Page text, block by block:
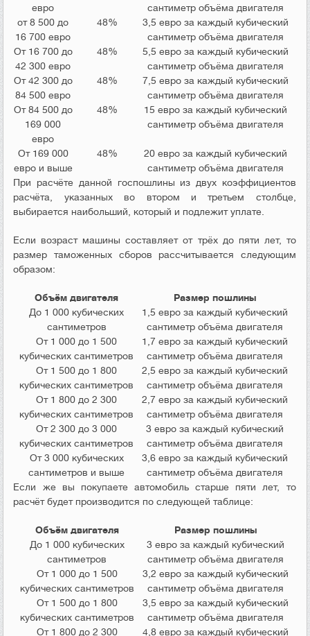
евро
сантиметр объёма двигателя
от 8 500 до
16 700 евро
48%
3,5 евро за каждый кубический
сантиметр объёма двигателя
От 16 700 до
42 300 евро
48%
5,5 евро за каждый кубический
сантиметр объёма двигателя
От 42 300 до
84 500 евро
48%
7,5 евро за каждый кубический
сантиметр объёма двигателя
От 84 500 до
169 000
евро
48%
15 евро за каждый кубический
сантиметр объёма двигателя
От 169 000
евро и выше
48%
20 евро за каждый кубический
сантиметр объёма двигателя
При расчёте данной госпошлины из двух коэффициентов
расчёта, указанных во втором и третьем столбце,
выбирается наибольший, который и подлежит уплате.
Если возраст машины составляет от трёх до пяти лет, то
размер таможенных сборов рассчитывается следующим
образом:
Объём двигателя
Размер пошлины
До 1 000 кубических
сантиметров
1,5 евро за каждый кубический
сантиметр объёма двигателя
От 1 000 до 1 500
кубических сантиметров
1,7 евро за каждый кубический
сантиметр объёма двигателя
От 1 500 до 1 800
кубических сантиметров
2,5 евро за каждый кубический
сантиметр объёма двигателя
От 1 800 до 2 300
кубических сантиметров
2,7 евро за каждый кубический
сантиметр объёма двигателя
От 2 300 до 3 000
кубических сантиметров
3 евро за каждый кубический
сантиметр объёма двигателя
От 3 000 кубических
сантиметров и выше
3,6 евро за каждый кубический
сантиметр объёма двигателя
Если же вы покупаете автомобиль старше пяти лет, то
расчёт будет производится по следующей таблице:
Объём двигателя
Размер пошлины
До 1 000 кубических
сантиметров
3 евро за каждый кубический
сантиметр объёма двигателя
От 1 000 до 1 500
кубических сантиметров
3,2 евро за каждый кубический
сантиметр объёма двигателя
От 1 500 до 1 800
кубических сантиметров
3,5 евро за каждый кубический
сантиметр объёма двигателя
От 1 800 до 2 300
4,8 евро за каждый кубический